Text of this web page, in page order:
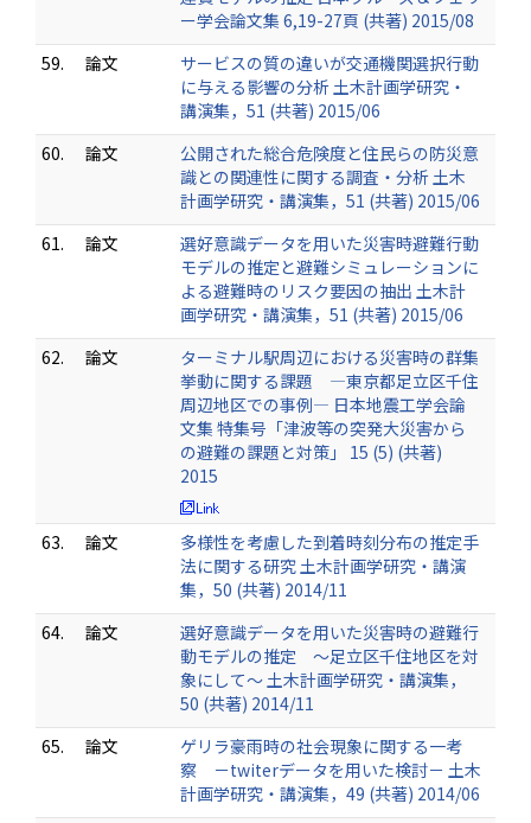
ー学会論文集 6,19-27頁 (共著) 2015/08
59.
論文
サービスの質の違いが交通機関選択行動
に与える影響の分析 土木計画学研究・
講演集，51 (共著) 2015/06
60.
論文
公開された総合危険度と住民らの防災意
識との関連性に関する調査・分析 土木
計画学研究・講演集，51 (共著) 2015/06
61.
論文
選好意識データを用いた災害時避難行動
モデルの推定と避難シミュレーションに
よる避難時のリスク要因の抽出 土木計
画学研究・講演集，51 (共著) 2015/06
62.
論文
ターミナル駅周辺における災害時の群集
挙動に関する課題 ―東京都足立区千住
周辺地区での事例― 日本地震工学会論
文集 特集号「津波等の突発大災害から
の避難の課題と対策」 15 (5) (共著)
2015
63. 論文
多様性を考慮した到着時刻分布の推定手
法に関する研究 土木計画学研究・講演
集，50 (共著) 2014/11
64.
論文
選好意識データを用いた災害時の避難行
動モデルの推定 ～足立区千住地区を対
象にして～ 土木計画学研究・講演集，
50 (共著) 2014/11
65.
論文
ゲリラ豪雨時の社会現象に関する一考
察 －twiterデータを用いた検討－ 土木
計画学研究・講演集，49 (共著) 2014/06